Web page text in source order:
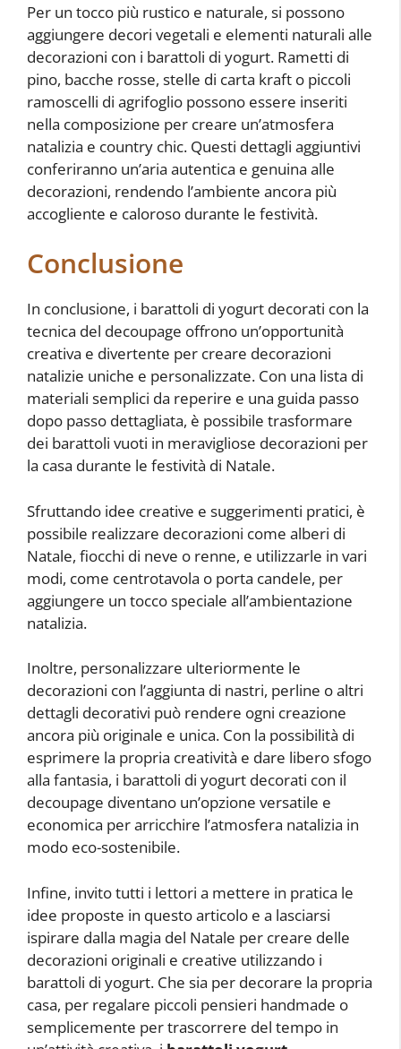
Per un tocco più rustico e naturale, si possono
aggiungere decori vegetali e elementi naturali alle
decorazioni con i barattoli di yogurt. Rametti di
pino, bacche rosse, stelle di carta kraft o piccoli
ramoscelli di agrifoglio possono essere inseriti
nella composizione per creare un’atmosfera
natalizia e country chic. Questi dettagli aggiuntivi
conferiranno un’aria autentica e genuina alle
decorazioni, rendendo l’ambiente ancora più
accogliente e caloroso durante le festività.
Conclusione
In conclusione, i barattoli di yogurt decorati con la
tecnica del decoupage offrono un’opportunità
creativa e divertente per creare decorazioni
natalizie uniche e personalizzate. Con una lista di
materiali semplici da reperire e una guida passo
dopo passo dettagliata, è possibile trasformare
dei barattoli vuoti in meravigliose decorazioni per
la casa durante le festività di Natale.
Sfruttando idee creative e suggerimenti pratici, è
possibile realizzare decorazioni come alberi di
Natale, fiocchi di neve o renne, e utilizzarle in vari
modi, come centrotavola o porta candele, per
aggiungere un tocco speciale all’ambientazione
natalizia.
Inoltre, personalizzare ulteriormente le
decorazioni con l’aggiunta di nastri, perline o altri
dettagli decorativi può rendere ogni creazione
ancora più originale e unica. Con la possibilità di
esprimere la propria creatività e dare libero sfogo
alla fantasia, i barattoli di yogurt decorati con il
decoupage diventano un’opzione versatile e
economica per arricchire l’atmosfera natalizia in
modo eco-sostenibile.
Infine, invito tutti i lettori a mettere in pratica le
idee proposte in questo articolo e a lasciarsi
ispirare dalla magia del Natale per creare delle
decorazioni originali e creative utilizzando i
barattoli di yogurt. Che sia per decorare la propria
casa, per regalare piccoli pensieri handmade o
semplicemente per trascorrere del tempo in